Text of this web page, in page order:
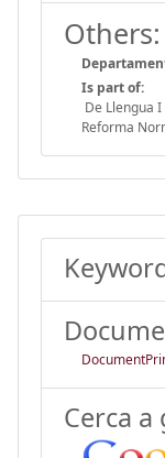
Others:
Is part of:
De Llengua
Reforma
Cerca a